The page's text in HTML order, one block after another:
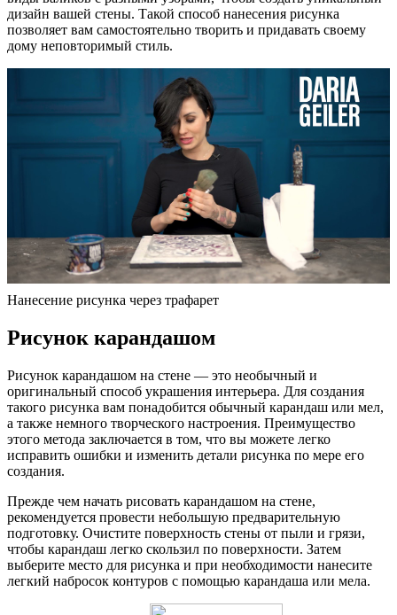
дизайн вашей стены. Такой способ нанесения рисунка
позволяет вам самостоятельно творить и придавать своему
дому неповторимый стиль.
Нанесение рисунка через трафарет
Рисунок карандашом
Рисунок карандашом на стене — это необычный и
оригинальный способ украшения интерьера. Для создания
такого рисунка вам понадобится обычный карандаш или мел,
а также немного творческого настроения. Преимущество
этого метода заключается в том, что вы можете легко
исправить ошибки и изменить детали рисунка по мере его
создания.
Прежде чем начать рисовать карандашом на стене,
рекомендуется провести небольшую предварительную
подготовку. Очистите поверхность стены от пыли и грязи,
чтобы карандаш легко скользил по поверхности. Затем
выберите место для рисунка и при необходимости нанесите
легкий набросок контуров с помощью карандаша или мела.